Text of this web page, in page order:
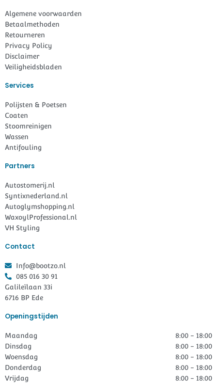
Algemene voorwaarden
Betaalmethoden
Retourneren
Privacy Policy
Disclaimer
Veiligheidsbladen
Services
Polijsten & Poetsen
Coaten
Stoomreinigen
Wassen
Antifouling
Partners
Autostomerij.nl
Syntixnederland.nl
Autoglymshopping.nl
WaxoylProfessional.nl
VH Styling
Contact
Info@bootzo.nl
085 016 30 91
Galileïlaan 33i
6716 BP Ede
Openingstijden
Maandag
8:00 - 18:00
Dinsdag
8:00 - 18:00
Woensdag
8:00 - 18:00
Donderdag
8:00 - 18:00
Vrijdag
8:00 - 18:00